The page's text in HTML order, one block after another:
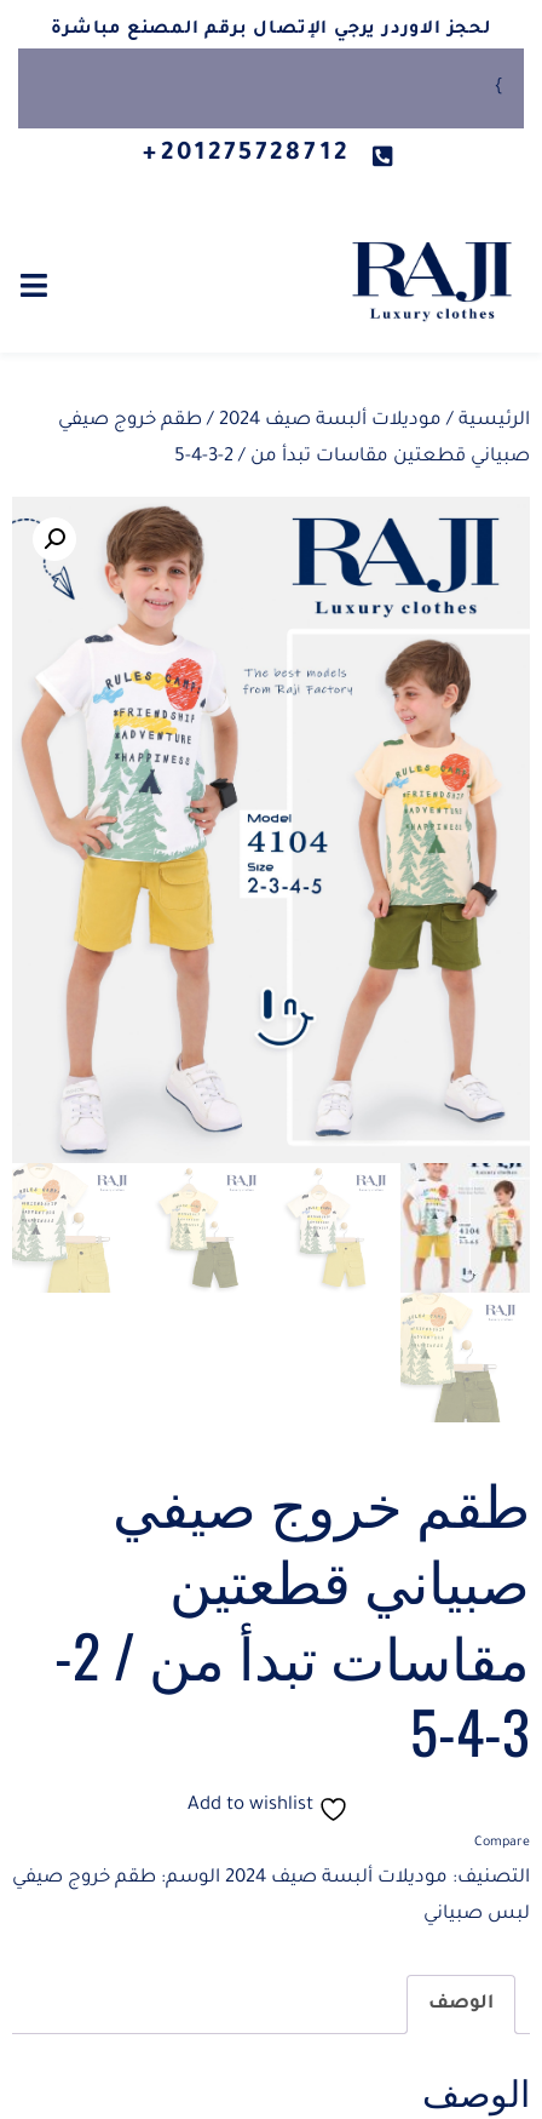
لحجز الاوردر يرجي الإتصال برقم المصنع مباشرة
}
201275728712+
الرئيسية / موديلات ألبسة صيف 2024
/ طقم خروج صيفي
صبياني قطعتين مقاسات تبدأ من / 2-3-4-5
طقم خروج صيفي
صبياني قطعتين
مقاسات تبدأ من / 2-
3-4-5
Add to wishlist
Compare
التصنيف: موديلات ألبسة صيف 2024 الوسم: طقم خروج صيفي
لبس صبياني
الوصف
الوصف